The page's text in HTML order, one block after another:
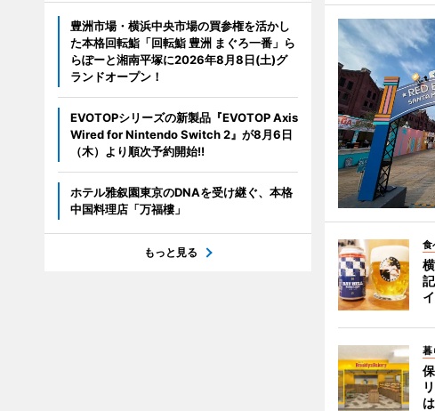
食
暮
豊洲市場・横浜中央市場の買参権を活かし
た本格回転鮨「回転鮨 豊洲 まぐろ一番」ら
らぽーと湘南平塚に2026年8月8日(土)グ
ランドオープン！
EVOTOPシリーズの新製品『EVOTOP Axis
Wired for Nintendo Switch 2』が8月6日
（木）より順次予約開始!!
ホテル雅叙園東京のDNAを受け継ぐ、本格
中国料理店「万福樓」
もっと見る